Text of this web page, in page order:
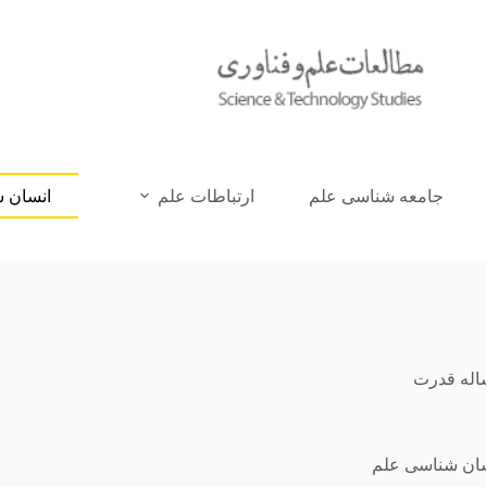
جامعه شناسی علم ارتباطات علم
قدرت
شناسی علم